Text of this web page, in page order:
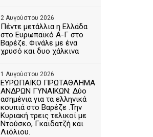
2 Αυγούστου 2026
Πέντε μετάλλια η Ελλάδα
στο Ευρωπαϊκό Α-Γ στο
Βαρέζε. Φινάλε με ένα
χρυσό και δυο χάλκινα
1 Αυγούστου 2026
ΕΥΡΩΠΑΪΚΟ ΠΡΩΤΑΘΛΗΜΑ
ΑΝΔΡΩΝ ΓΥΝΑΙΚΩΝ: Δύο
ασημένια για τα ελληνικά
κουπιά στο Βαρέζε .Την
Κυριακή τρεις τελικοί με
Ντούσκο, Γκαϊδατζή και
Λιόλιου.